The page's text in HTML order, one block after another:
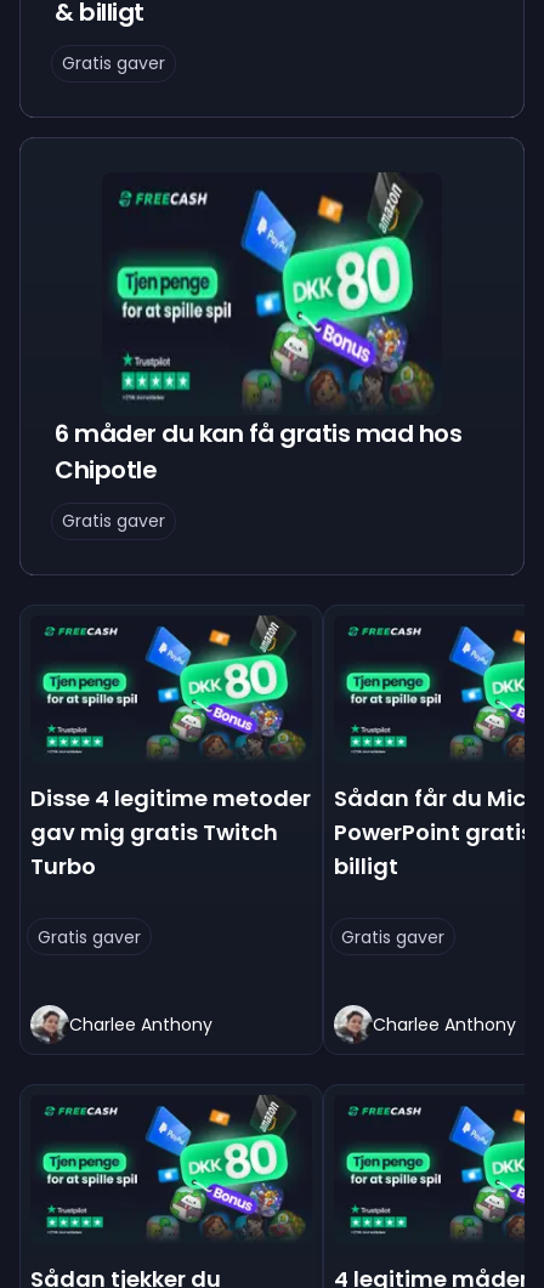
& billigt
Gratis gaver
6 måder du kan få gratis mad hos
Chipotle
Gratis gaver
Disse 4 legitime metoder
gav mig gratis Twitch
Turbo
Gratis gaver
Charlee Anthony
Sådan får du
PowerPoint gratis
billigt
Gratis gaver
Charlee Anthony
Sådan tjekker du
4 legitime måder